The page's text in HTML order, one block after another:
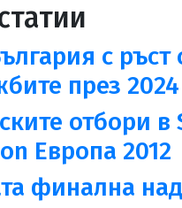
с ръст
през 2024
отбори в
Европа 2012
финална